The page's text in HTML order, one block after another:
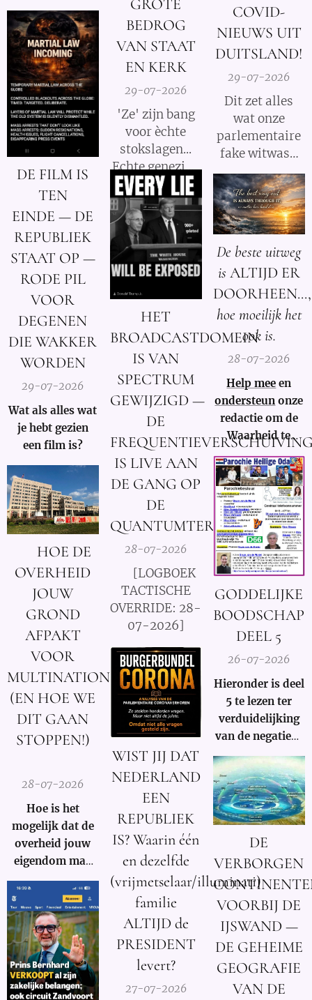
gezamenlijk
voorkomen dat
iemand ooit nog
een nieuwe Fauci
kan worden.
DE FILM IS
TEN
EINDE — DE
REPUBLIEK
STAAT OP —
RODE PIL
VOOR
DEGENEN
DIE WAKKER
WORDEN
29-07-2026
Wat als alles wat
je hebt gezien
een film is?
GROTE
BEDROG
VAN STAAT
EN KERK
29-07-2026
'Ze' zijn bang
voor èchte
stokslagen...
Echte genezing
laat emoties
stromen. We
mogen niet
langer meer
zwijgen!
COVID-
NIEUWS UIT
DUITSLAND!
29-07-2026
Dit zet alles
wat onze
parlementaire
fake witwas-
enquete tot nu
toe heeft
gedaan
opnieuw
kop!
🚨 HOE DE
OVERHEID
JOUW
GROND
AFPAKT
VOOR
MULTINATIONALS
(EN HOE WE
DIT GAAN
STOPPEN!)
28-07-2026
Hoe is het
mogelijk dat de
overheid jouw
eigendom mag
afpakken voor
de winst van een
multinational?
HET
BROADCASTDOMEIN
IS VAN
SPECTRUM
GEWIJZIGD —
DE
IS LIVE AAN
DE GANG OP
DE
QUANTUMTERMINALS
28-07-2026
🚨 [LOGBOEK
TACTISCHE
OVERRIDE: 28-
07-2026]
De beste uitweg
is ALTIJD ER
DOORHEEN...,
hoe moeilijk het
ook is.
28-07-2026
Help mee en
ondersteun onze
redactie om de
Waarheid te
verspreiden in
Nederland,
België en in de
rest van de
wereld.
WIST JIJ DAT
NEDERLAND
EEN
REPUBLIEK
IS? Waarin één
en dezelfde
(vrijmetselaar/illuminati)
familie
ALTIJD de
PRESIDENT
levert?
27-07-2026
GODDELIJKE
BOODSCHAP
DEEL 5
26-07-2026
Hieronder is deel
5 te lezen ter
verduidelijking
van de negatieve
rol en
samenzwering in
woord en beeld
van de Rooms-
Katholieke kerk
binnen onze
huidige
samenleving.
DE
VERBORGEN
VOORBIJ DE
IJSWAND —
DE GEHEIME
GEOGRAFIE
VAN DE